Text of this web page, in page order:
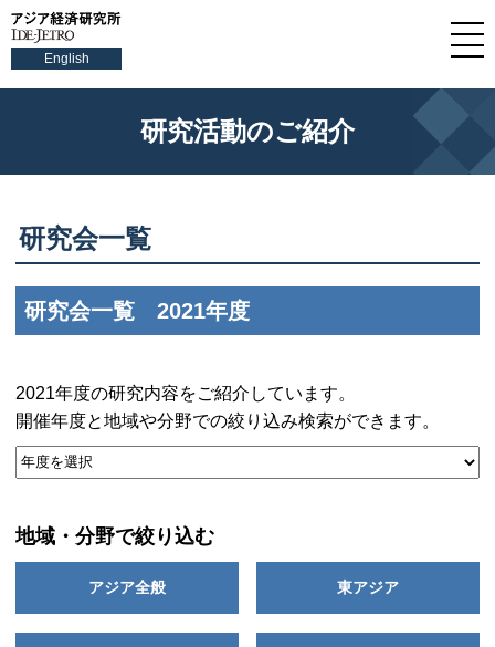
English
研究活動のご紹介
研究会一覧
研究会一覧 2021年度
2021年度の研究内容をご紹介しています。
開催年度と地域や分野での絞り込み検索ができます。
地域・分野で絞り込む
アジア全般 東アジア